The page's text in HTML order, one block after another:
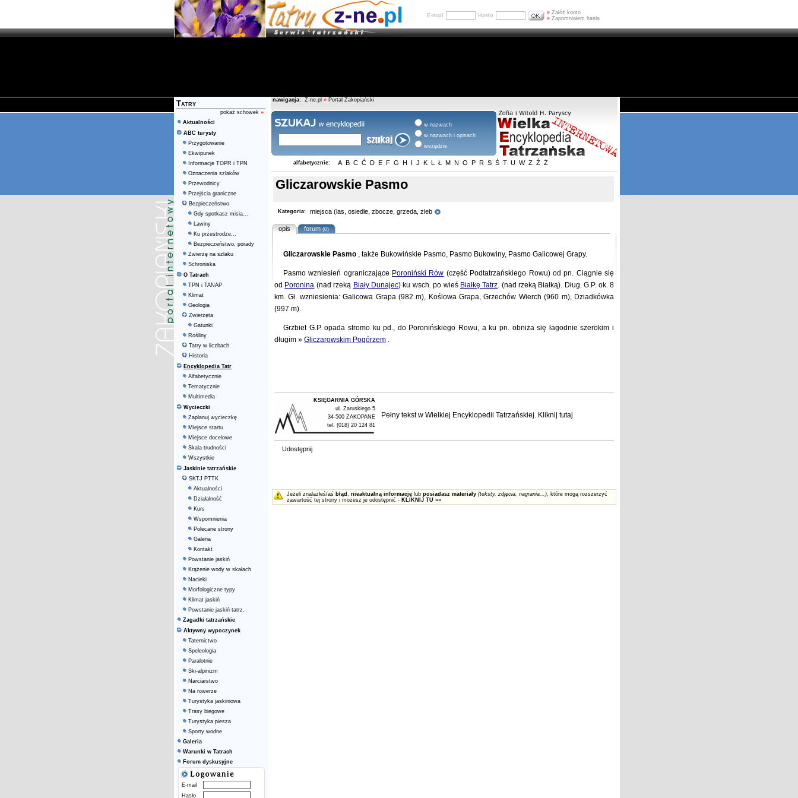
E-mail Hasło » Załóż konto
» Zapomniałem hasła
Tatry
pokaż schowek »
Aktualności
ABC turysty
Przygotowanie
Ekwipunek
Informacje TOPR i TPN
Oznaczenia szlaków
Przewodnicy
Przejścia graniczne
Bezpieczeństwo
Gdy spotkasz misia...
Lawiny
Ku przestrodze...
Bezpieczeństwo, porady
Zwierzę na szlaku
Schroniska
O Tatrach
TPN i TANAP
Klimat
Geologia
Zwierzęta
Gatunki
Rośliny
Tatry w liczbach
Historia
Encyklopedia Tatr
Alfabetycznie
Tematycznie
Multimedia
Wycieczki
Zaplanuj wycieczkę
Miejsce startu
Miejsce docelowe
Skala trudności
Wszystkie
Jaskinie tatrzańskie
SKTJ PTTK
Aktualności
Działalność
Kurs
Wspomnienia
Polecane strony
Galeria
Kontakt
Powstanie jaskiń
Krążenie wody w skałach
Nacieki
Morfologiczne typy
Klimat jaskiń
Powstanie jaskiń tatrz.
Zagadki tatrzańskie
Aktywny wypoczynek
Taternictwo
Speleologia
Paralotnie
Ski-alpinizm
Narciarstwo
Na rowerze
Turystyka jaskiniowa
Trasy biegowe
Turystyka piesza
Sporty wodne
Galeria
Warunki w Tatrach
Forum dyskusyjne
E-mail
Hasło
nawigacja: Z-ne.pl » Portal Zakopiański
w nazwach
w nazwach i opisach
wszędzie
alfabetycznie: A B C Ć D E F G H I J K L Ł M N O P R S Ś T U W Z Ź Ż
Gliczarowskie Pasmo
Kategoria: miejsca (las, osiedle, zbocze, grzeda, zleb
opis forum(0)
Gliczarowskie Pasmo , także Bukowińskie Pasmo, Pasmo Bukowiny, Pasmo Galicowej Grapy.
Pasmo wzniesień ograniczające Poroniński Rów (część Podtatrzańskiego Rowu) od pn. Ciągnie się
od Poronina (nad rzeką Biały Dunajec) ku wsch. po wieś Białkę Tatrz. (nad rzeką Białką). Dług. G.P. ok. 8
km. Gł. wzniesienia: Galicowa Grapa (982 m), Koślowa Grapa, Grzechów Wierch (960 m), Dziadkówka
(997 m).
Grzbiet G.P. opada stromo ku pd., do Poronińskiego Rowu, a ku pn. obniża się łagodnie szerokim i
długim » Gliczarowskim Pogórzem .
KSIĘGARNIA GÓRSKA
ul. Zaruskiego 5
34-500 ZAKOPANE
tel. (018) 20 124 81
Pełny tekst w Wielkiej Encyklopedii Tatrzańskiej. Kliknij tutaj
Udostępnij
Jeżeli znalazłeś/aś błąd , nieaktualną informację lub posiadasz materiały (teksty, zdjęcia, nagrania...), które mogą rozszerzyć
zawartość tej strony i możesz je udostępnić - KLIKNIJ TU »»